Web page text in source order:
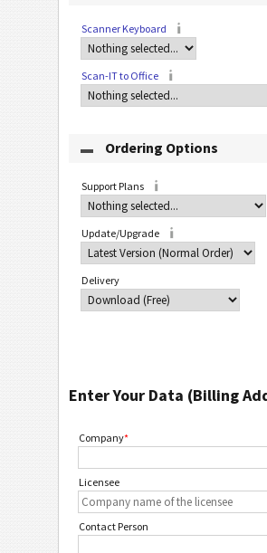
Scanner Keyboard
Scan-IT to Office
Ordering Options
Support Plans
Update/Upgrade
Delivery
Enter Your Data (Billing
Company*
Licensee
Contact Person